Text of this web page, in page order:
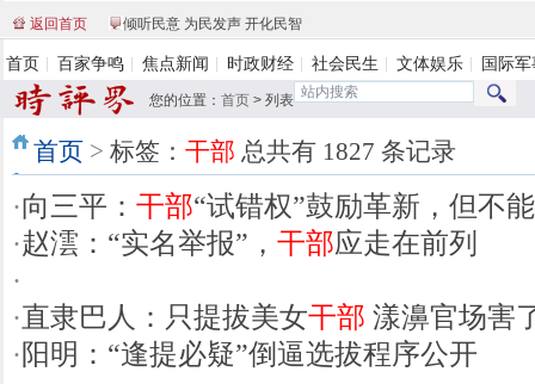
返回首页 倾听民意 为民发声 开化民智
首页 百家争鸣 焦点新闻 时政财经 社会民生 文体娱乐 国际
您的位置： 首页 > 列表
首页 > 标签： 干部 总共有 1827 条记录
·向三平： 干部“试错权”鼓励革新，但不
·赵澐：“实名举报”， 干部应走在前列
·
·直隶巴人：只提拔美女干部 漾濞官场害
·阳明：“逢提必疑”倒逼选拔程序公开